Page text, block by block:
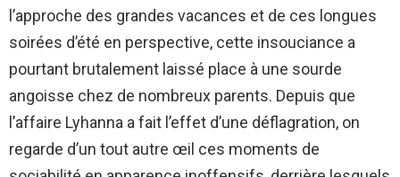
l’approche des grandes vacances et de ces longues
soirées d’été en perspective, cette insouciance a
pourtant brutalement laissé place à une sourde
angoisse chez de nombreux parents. Depuis que
l’affaire Lyhanna a fait l’effet d’une déflagration, on
regarde d’un tout autre œil ces moments de